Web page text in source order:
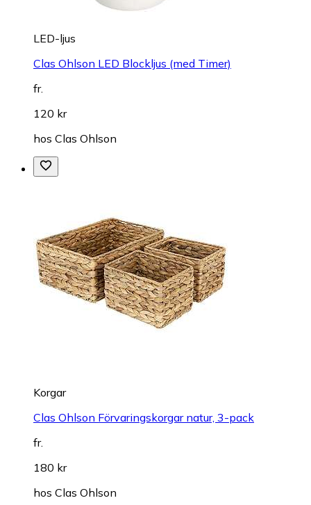
LED-ljus
Clas Ohlson LED Blockljus (med Timer)
fr.
120 kr
hos Clas Ohlson
Korgar
Clas Ohlson Förvaringskorgar natur, 3-pack
fr.
180 kr
hos Clas Ohlson